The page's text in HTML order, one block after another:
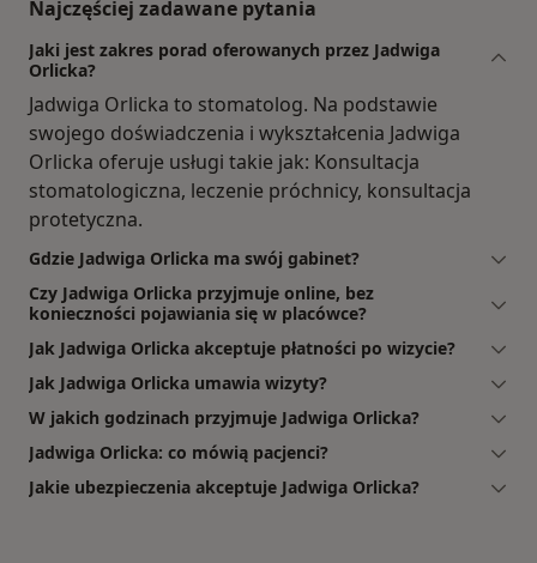
Najczęściej zadawane pytania
Jaki jest zakres porad oferowanych przez Jadwiga
Orlicka?
Jadwiga Orlicka to stomatolog. Na podstawie
swojego doświadczenia i wykształcenia Jadwiga
Orlicka oferuje usługi takie jak: Konsultacja
stomatologiczna, leczenie próchnicy, konsultacja
protetyczna.
Gdzie Jadwiga Orlicka ma swój gabinet?
Czy Jadwiga Orlicka przyjmuje online, bez
konieczności pojawiania się w placówce?
Jak Jadwiga Orlicka akceptuje płatności po wizycie?
Jak Jadwiga Orlicka umawia wizyty?
W jakich godzinach przyjmuje Jadwiga Orlicka?
Jadwiga Orlicka: co mówią pacjenci?
Jakie ubezpieczenia akceptuje Jadwiga Orlicka?